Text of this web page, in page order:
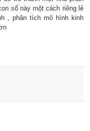
số này một cách riêng lẻ
, phân tích mô hình kinh